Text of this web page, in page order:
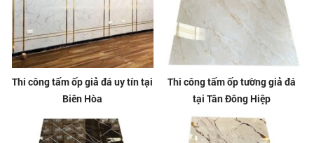
Thi công tấm ốp giả đá uy tín tại
Biên Hòa
Thi công tấm ốp tường giả đá
tại Tân Đông Hiệp